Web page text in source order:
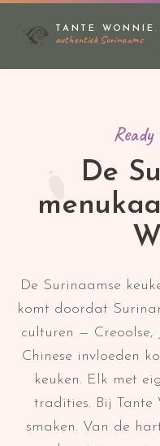
TANTE WONNIE .
authentiek Surinaams
De
De Surinaamse
komt doordat
culturen — Creoolse,
Chinese invloeden
keuken. Elk met
tradities. Bij Tante
smaken. Van de